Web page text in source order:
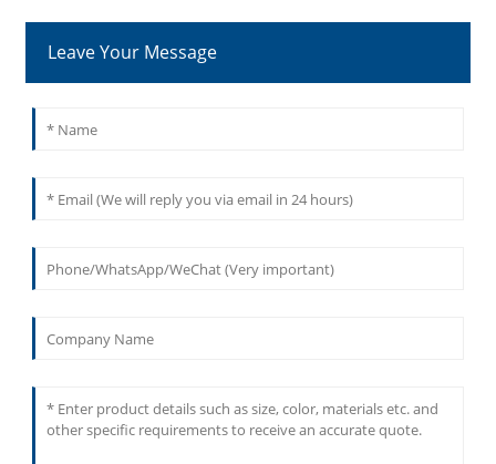
Leave Your Message